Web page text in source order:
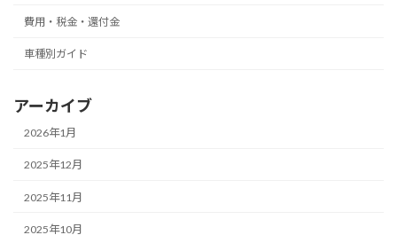
費用・税金・還付金
車種別ガイド
アーカイブ
2026年1月
2025年12月
2025年11月
2025年10月